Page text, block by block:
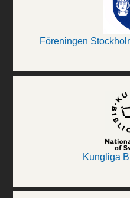
Föreningen
Kungliga